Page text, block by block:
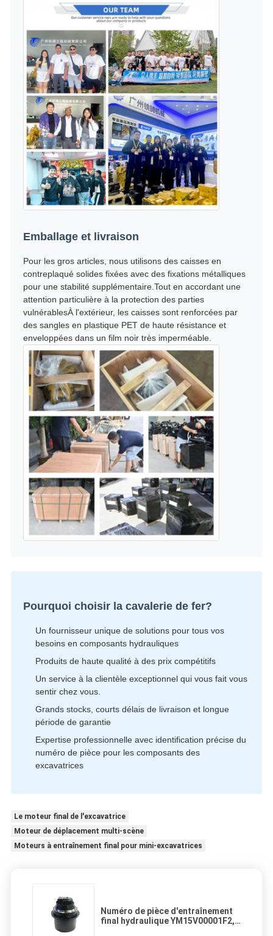
Emballage et livraison
Pour les gros articles, nous utilisons des caisses en
contreplaqué solides fixées avec des fixations métalliques
pour une stabilité supplémentaire.Tout en accordant une
attention particulière à la protection des parties
vulnérablesÀ l'extérieur, les caisses sont renforcées par
des sangles en plastique PET de haute résistance et
enveloppées dans un film noir très imperméable.
Pourquoi choisir la cavalerie de fer?
Un fournisseur unique de solutions pour tous vos
besoins en composants hydrauliques
Produits de haute qualité à des prix compétitifs
Un service à la clientèle exceptionnel qui vous fait vous
sentir chez vous.
Grands stocks, courts délais de livraison et longue
période de garantie
Expertise professionnelle avec identification précise du
numéro de pièce pour les composants des
excavatrices
Le moteur final de l'excavatrice
Moteur de déplacement multi-scène
Moteurs à entraînement final pour mini-excavatrices
Numéro de pièce d'entraînement
final hydraulique YM15V00001F2,